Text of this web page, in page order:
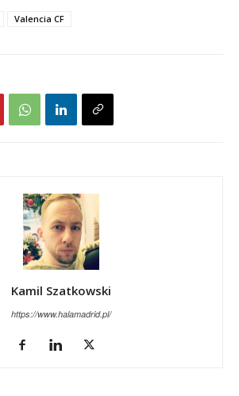
Valencia CF
Kamil Szatkowski
https://www.halamadrid.pl/